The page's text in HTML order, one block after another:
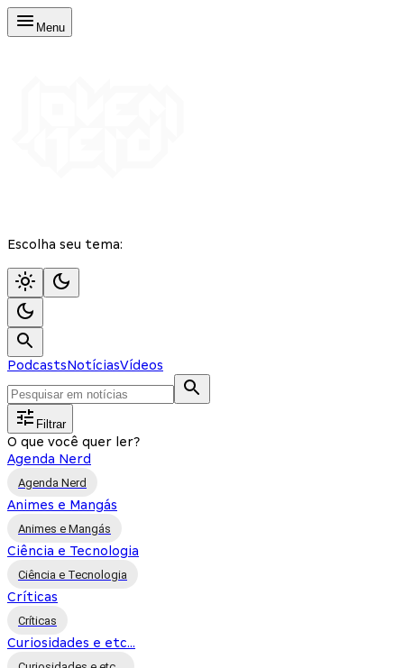
Menu
Escolha seu tema:
PodcastsNotíciasVídeos
Filtrar
O que você quer ler?
Agenda Nerd
Agenda Nerd
Animes e Mangás
Animes e Mangás
Ciência e Tecnologia
Ciência e Tecnologia
Críticas
Críticas
Curiosidades e etc...